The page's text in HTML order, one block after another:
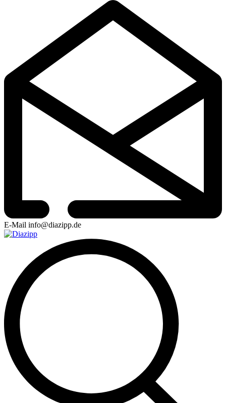
E-Mail info@diazipp.de